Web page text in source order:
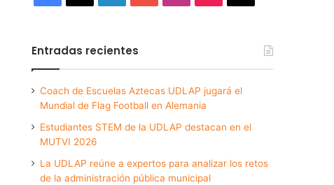
Entradas recientes
Coach de Escuelas Aztecas UDLAP jugará el
Mundial de Flag Football en Alemania
Estudiantes STEM de la UDLAP destacan en el
MUTVI 2026
La UDLAP reúne a expertos para analizar los retos
de la administración pública municipal